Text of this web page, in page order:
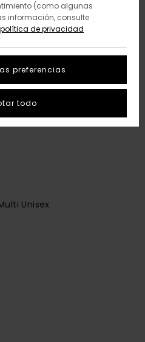
Unisex
(como algunas
información, consulte
política de privacidad
preferencias
todo